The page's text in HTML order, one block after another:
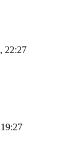
22:27